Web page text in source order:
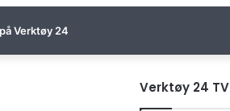
Verktøy 24
Verktøy 24 TV